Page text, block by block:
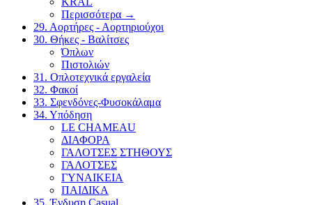
Περισσότερα →
29. Αορτήρες - Αορτηριούχοι
30. Θήκες - Βαλίτσες
Όπλων
Πιστολιών
31. Οπλοτεχνικά εργαλεία
32. Φακοί
33. Σφενδόνες-Φυσοκάλαμα
34. Υπόδηση
LE CHAMEAU
ΔΙΑΦΟΡΑ
ΓΑΛΟΤΣΕΣ ΣΤΗΘΟΥΣ
ΓΑΛΟΤΣΕΣ
ΓΥΝΑΙΚΕΙΑ
ΠΑΙΔΙΚΑ
35. Ένδυση Casual